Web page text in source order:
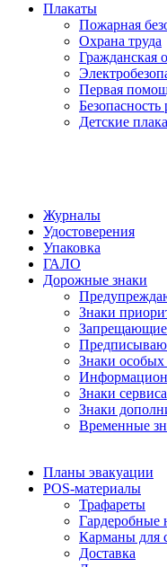
Плакаты
Пожарная
Охрана труда
Гражданская
Первая
Безопасность
Детские
Журналы
Удостоверения
Упаковка
ГАЛО
Дорожные знаки
Знаки
Запрещающие
Знаки
Знаки сервиса
Знаки
Временные
Планы эвакуации
POS-материалы
Трафареты
Гардеробные
Карманы для
Доставка